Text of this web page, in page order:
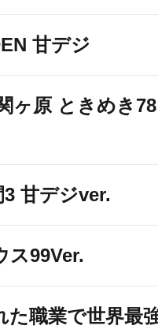
甘デジ
ヶ原 ときめき78
甘デジver.
ス99Ver.
た職業で世界最